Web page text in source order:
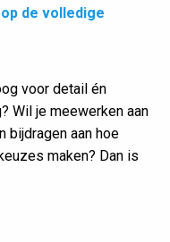
de volledige
voor detail én
Wil je meewerken aan
bijdragen aan hoe
maken? Dan is